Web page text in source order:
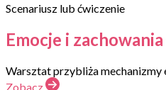
Scenariusz lub ćwiczenie
Emocje i
Warsztat przybliża mechanizmy
Zobacz